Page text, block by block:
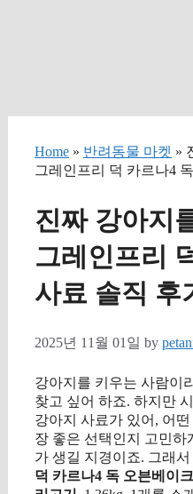
Home » 반려동물 마켓 »
그레인프리 덕 카르나4
진짜 강아지
그레인프리
사료 솔직 후
2025년 11월 01일 by
강아지를 키우는 사람이
찾고 싶어 하죠. 하지만
강아지 사료가 있어, 어
장 좋은 선택인지 고민하
가 생길 지경이죠. 그래서
덕 카르나4 독 오븐베이